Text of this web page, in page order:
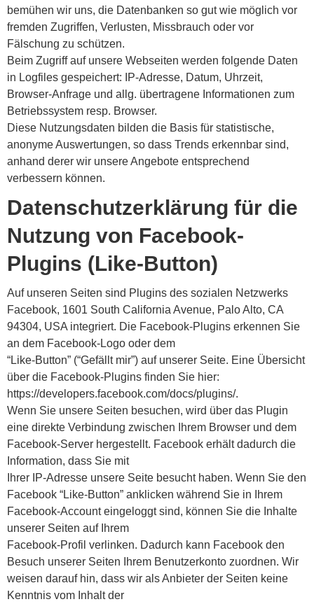
bemühen wir uns, die Datenbanken so gut wie möglich vor
fremden Zugriffen, Verlusten, Missbrauch oder vor
Fälschung zu schützen.
Beim Zugriff auf unsere Webseiten werden folgende Daten
in Logfiles gespeichert: IP-Adresse, Datum, Uhrzeit,
Browser-Anfrage und allg. übertragene Informationen zum
Betriebssystem resp. Browser.
Diese Nutzungsdaten bilden die Basis für statistische,
anonyme Auswertungen, so dass Trends erkennbar sind,
anhand derer wir unsere Angebote entsprechend
verbessern können.
Datenschutzerklärung für die
Nutzung von Facebook-
Plugins (Like-Button)
Auf unseren Seiten sind Plugins des sozialen Netzwerks
Facebook, 1601 South California Avenue, Palo Alto, CA
94304, USA integriert. Die Facebook-Plugins erkennen Sie
an dem Facebook-Logo oder dem
“Like-Button” (“Gefällt mir”) auf unserer Seite. Eine Übersicht
über die Facebook-Plugins finden Sie hier:
https://developers.facebook.com/docs/plugins/.
Wenn Sie unsere Seiten besuchen, wird über das Plugin
eine direkte Verbindung zwischen Ihrem Browser und dem
Facebook-Server hergestellt. Facebook erhält dadurch die
Information, dass Sie mit
Ihrer IP-Adresse unsere Seite besucht haben. Wenn Sie den
Facebook “Like-Button” anklicken während Sie in Ihrem
Facebook-Account eingeloggt sind, können Sie die Inhalte
unserer Seiten auf Ihrem
Facebook-Profil verlinken. Dadurch kann Facebook den
Besuch unserer Seiten Ihrem Benutzerkonto zuordnen. Wir
weisen darauf hin, dass wir als Anbieter der Seiten keine
Kenntnis vom Inhalt der